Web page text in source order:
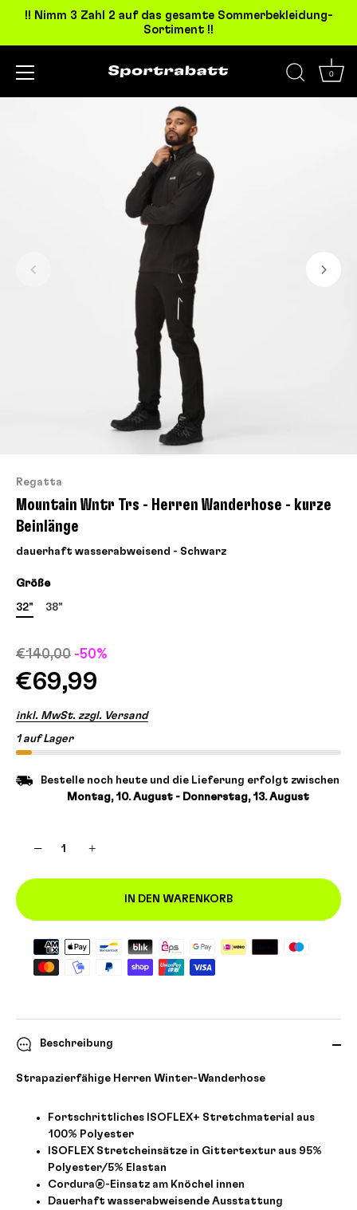
!! Nimm 3 Zahl 2 auf das gesamte Sommerbekleidung-
Sortiment !!
0
Regatta
Mountain Wntr Trs - Herren Wanderhose - kurze
Beinlänge
dauerhaft wasserabweisend - Schwarz
Größe
32" 38"
€140,00 -50%
€69,99
inkl. MwSt. zzgl. Versand
1 auf Lager
Bestelle noch heute und die Lieferung erfolgt zwischen
Montag, 10. August - Donnerstag, 13. August
− +
IN DEN WARENKORB
Beschreibung
Strapazierfähige Herren Winter-Wanderhose
Fortschrittliches ISOFLEX+ Stretchmaterial aus
100% Polyester
ISOFLEX Stretcheinsätze in Gittertextur aus 95%
Polyester/5% Elastan
Cordura®-Einsatz am Knöchel innen
Dauerhaft wasserabweisende Ausstattung